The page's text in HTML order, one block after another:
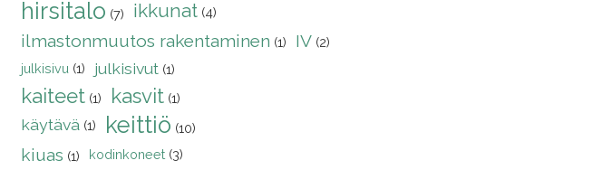
hirsitalo (7) ikkunat (4)
ilmastonmuutos rakentaminen (1) IV (2)
julkisivu (1) julkisivut (1)
kaiteet (1) kasvit (1)
käytävä (1) keittiö (10)
kiuas (1) kodinkoneet (3)